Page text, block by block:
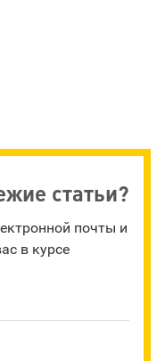
статьи?
почты и
в курсе